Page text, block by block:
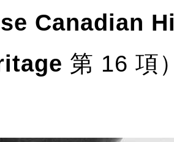
Canadian
第 16 項